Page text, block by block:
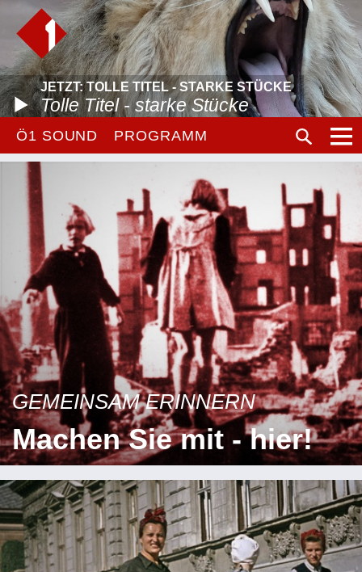
JETZT: TOLLE TITEL - STARKE STÜCKE
Tolle Titel - starke Stücke
Ö1 SOUND PROGRAMM
GEMEINSAM ERINNERN
Machen Sie mit - hier!